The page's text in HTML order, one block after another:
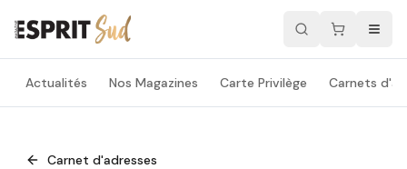
Actualités Nos Magazines Carte Privilège Carnets
Carnet d'adresses